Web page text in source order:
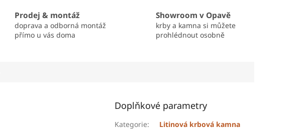
Prodej & montáž
doprava a odborná montáž
přímo u vás doma
Showroom v Opavě
krby a kamna si můžete
prohlédnout osobně
Doplňkové parametry
Kategorie:
Litinová krbová kamna